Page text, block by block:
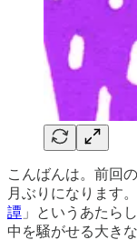
こんばんは。前回
月ぶりになります
譚 」というあたら
中を騒がせる大き